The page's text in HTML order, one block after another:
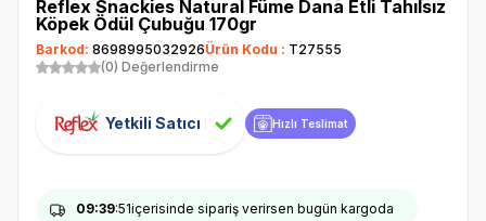
Reflex Snackies Natural Füme Dana Etli Tahılsız
Köpek Ödül Çubuğu 170gr
Barkod: 8698995032926Ürün Kodu : T27555
(0) Değerlendirme
Yetkili Satıcı Hızlı Teslimat
09:39:50içerisinde sipariş verirsen bugün kargoda